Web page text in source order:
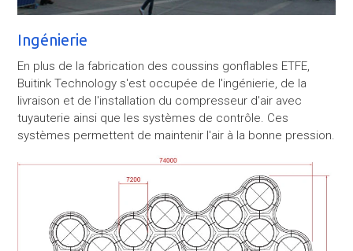
Ingénierie
En plus de la fabrication des coussins gonflables ETFE,
Buitink Technology s'est occupée de l'ingénierie, de la
livraison et de l'installation du compresseur d'air avec
tuyauterie ainsi que les systèmes de contrôle. Ces
systèmes permettent de maintenir l'air à la bonne pression.